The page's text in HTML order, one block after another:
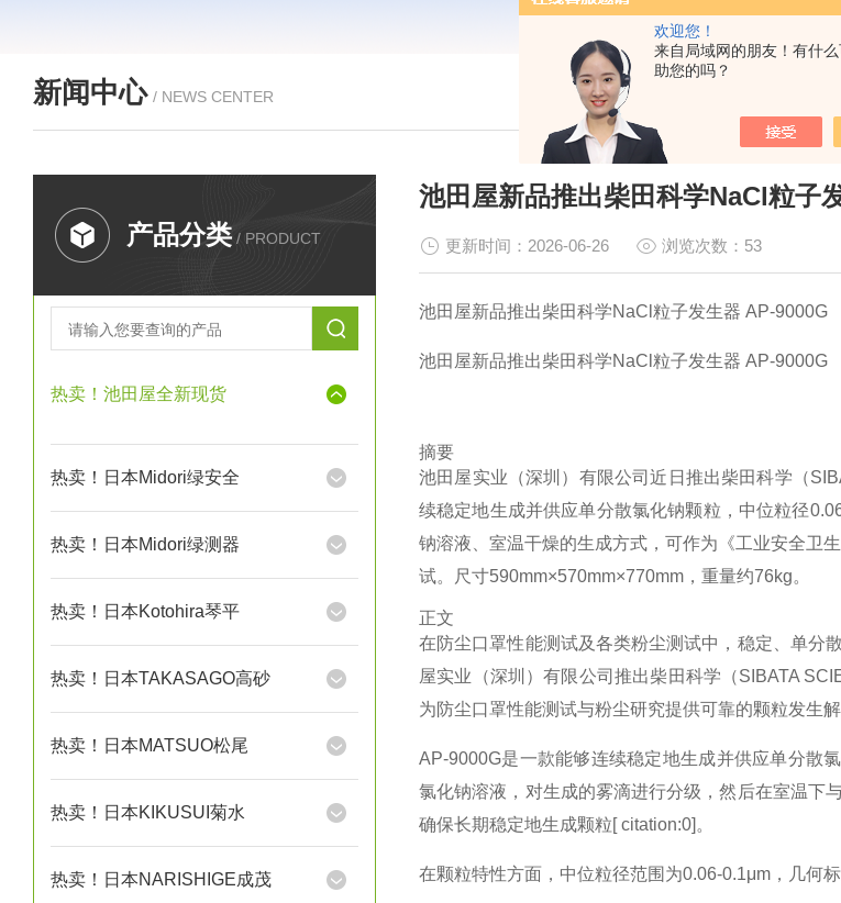
欢迎您！
来自局域网的朋友！有什
助您的吗？
新闻中心 / NEWS CENTER
产品分类 / PRODUCT
热卖！池田屋全新现货
热卖！日本Midori绿安全
热卖！日本Midori绿测器
热卖！日本Kotohira琴平
热卖！日本TAKASAGO高砂
热卖！日本MATSUO松尾
热卖！日本KIKUSUI菊水
热卖！日本NARISHIGE成茂
池田屋新品推出柴田科学NaCl粒子
更新时间：2026-06-26 浏览次数：53
池田屋新品推出柴田科学NaCl粒子发生器 AP-9000G
池田屋新品推出柴田科学NaCl粒子发生器 AP-9000G
摘要
池田屋实业（深圳）有限公司近日推出柴田科学（
续稳定地生成并供应单分散氯化钠颗粒，中位粒径
钠溶液、室温干燥的生成方式，可作为《工业安全卫
试。尺寸590mm×570mm×770mm，重量约76kg。
正文
在防尘口罩性能测试及各类粉尘测试中，稳定、单分
屋实业（深圳）有限公司推出柴田科学（SIBATA
为防尘口罩性能测试与粉尘研究提供可靠的颗粒发生解
AP-9000G是一款能够连续稳定地生成并供应单分散
氯化钠溶液，对生成的雾滴进行分级，然后在室温下
确保长期稳定地生成颗粒[ citation:0]。
在颗粒特性方面，中位粒径范围为0.06-0.1μm，几何